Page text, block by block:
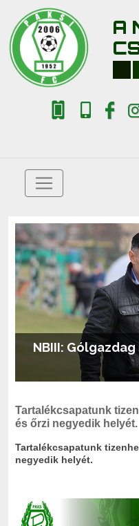
A
NBIII:
Tartalékcsapatunk
és őrzi negyedik helyét.
Tartalékcsapatunk
negyedik helyét.